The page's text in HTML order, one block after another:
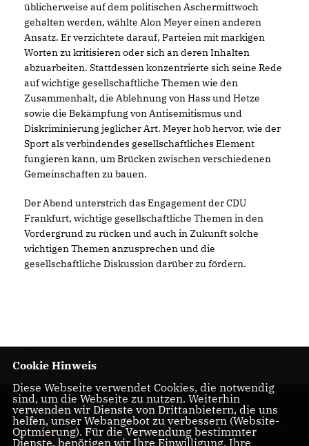
üblicherweise auf dem politischen Aschermittwoch
gehalten werden, wählte Alon Meyer einen anderen
Ansatz. Er verzichtete darauf, Parteien mit markigen
Worten zu kritisieren oder sich an deren Inhalten
abzuarbeiten. Stattdessen konzentrierte sich seine Rede
auf wichtige gesellschaftliche Themen wie den
Zusammenhalt, die Ablehnung von Hass und Hetze
sowie die Bekämpfung von Antisemitismus und
Diskriminierung jeglicher Art. Meyer hob hervor, wie der
Sport als verbindendes gesellschaftliches Element
fungieren kann, um Brücken zwischen verschiedenen
Gemeinschaften zu bauen.
Der Abend unterstrich das Engagement der CDU
Frankfurt, wichtige gesellschaftliche Themen in den
Vordergrund zu rücken und auch in Zukunft solche
wichtigen Themen anzusprechen und die
gesellschaftliche Diskussion darüber zu fördern.
Nils Kößler -
Stadtverordneter für
Frankfurt
Cookie Hinweis
Diese Webseite verwendet Cookies, die notwendig
sind, um die Webseite zu nutzen. Weiterhin
verwenden wir Dienste von Drittanbietern, die uns
helfen, unser Webangebot zu verbessern (Website-
Optmierung). Für die Verwendung bestimmter
Dienste, benötigen wir Ihre Einwilligung. Ihre